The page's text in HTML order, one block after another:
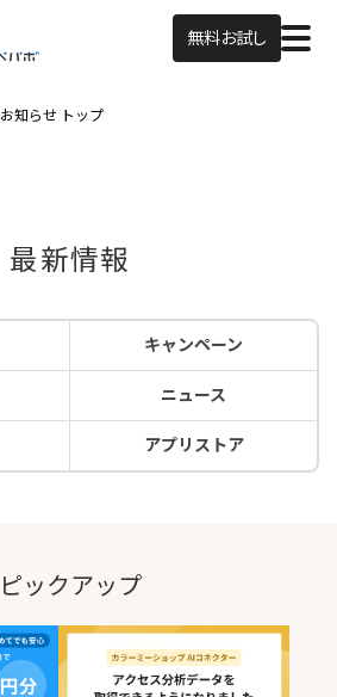
無料お試し
お知らせ トップ
最新情報
キャンペーン
ニュース
アプリストア
ピックアップ